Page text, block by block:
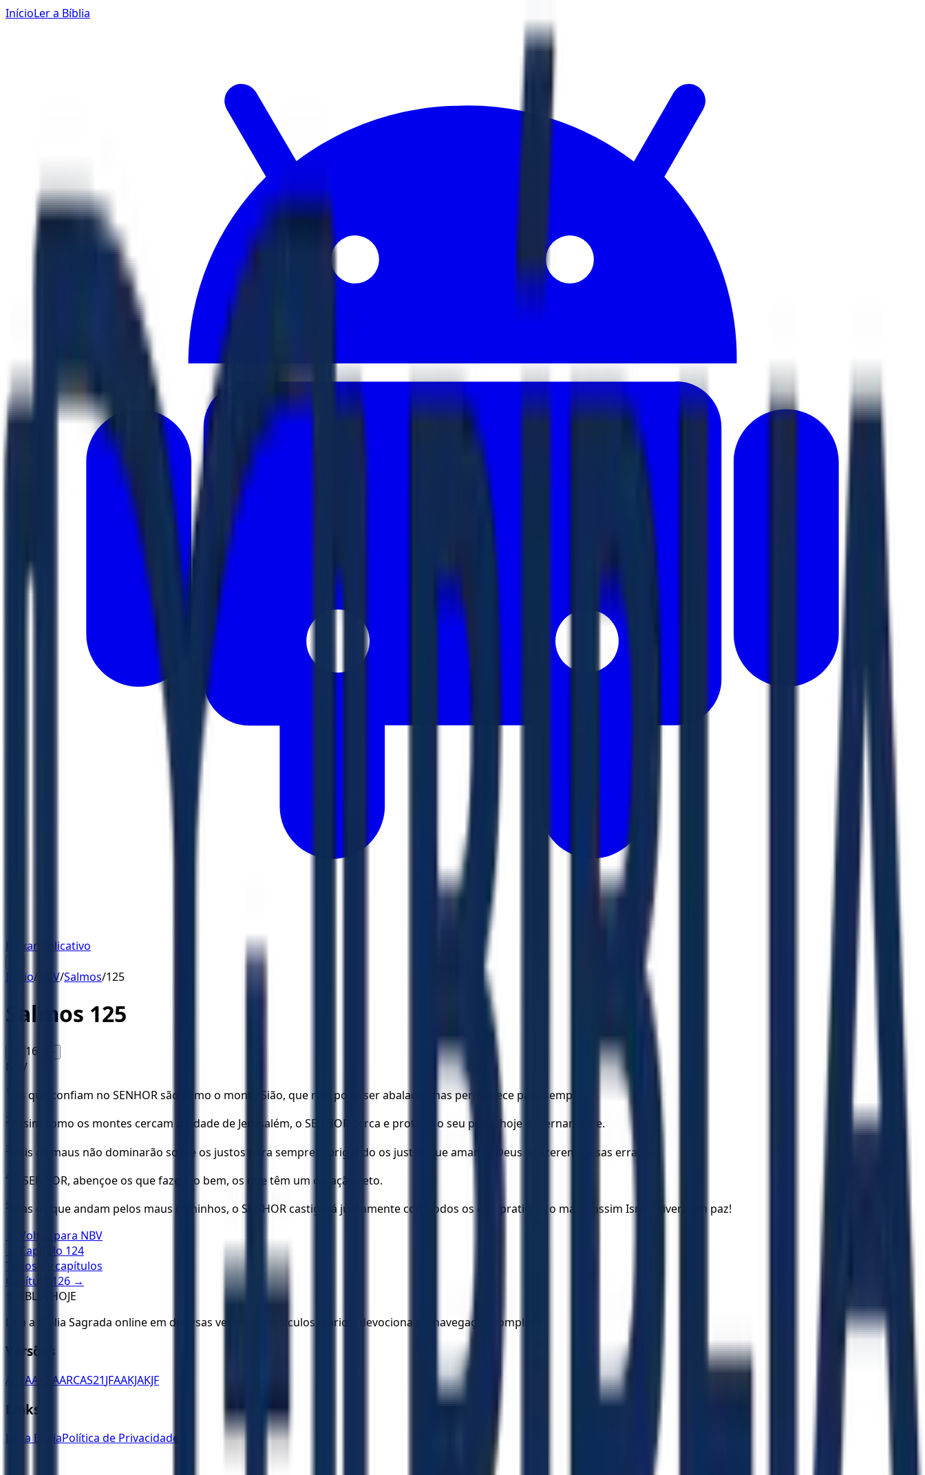
InícioLer a Bíblia
Baixar Aplicativo
Início/ NBV/Salmos/125
Salmos 125
16 A+
NBV
1 Os que confiam no SENHOR são como o monte Sião, que não pode ser abalado, mas permanece para sempre!
2 Assim como os montes cercam a cidade de Jerusalém, o SENHOR cerca e protege o seu povo, hoje e eternamente.
3 Pois os maus não dominarão sobre os justos para sempre, obrigando os justos que amam a Deus a fazerem coisas erradas.
4 Ó SENHOR, abençoe os que fazem o bem, os que têm um coração reto.
5
Mas os que andam pelos maus caminhos, o SENHOR castigará juntamente com todos os que praticam o mal. E assim Israel viverá em paz!
← Voltar para NBV
← Capítulo 124
Todos os capítulos
Capítulo
126 →
BÍBLIA HOJE
Leia a Bíblia Sagrada online em diversas versões. Versículos diários, devocionais e navegação completa.
Versões
ACFAA ARAARCAS21JFAAKJAKJF
Links
Ler a BíbliaPolítica de Privacidade